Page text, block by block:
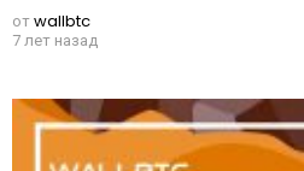
отwallbtc
7 лет назад